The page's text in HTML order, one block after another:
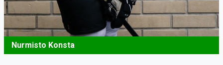
Nurmisto Konsta